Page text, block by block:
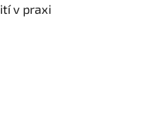
v praxi